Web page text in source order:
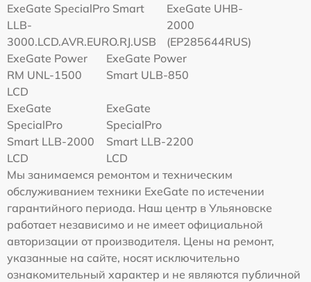
ExeGate SpecialPro Smart
LLB-
3000.LCD.AVR.EURO.RJ.USB
ExeGate UHB-
2000
(EP285644RUS)
ExeGate Power
RM UNL-1500
LCD
ExeGate Power
Smart ULB-850
ExeGate
SpecialPro
Smart LLB-2000
LCD
ExeGate
SpecialPro
Smart LLB-2200
LCD
Мы занимаемся ремонтом и техническим
обслуживанием техники ExeGate по истечении
гарантийного периода. Наш центр в Ульяновске
работает независимо и не имеет официальной
авторизации от производителя. Цены на ремонт,
указанные на сайте, носят исключительно
ознакомительный характер и не являются публичной